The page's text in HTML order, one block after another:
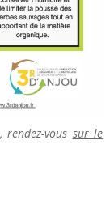
vous sur le